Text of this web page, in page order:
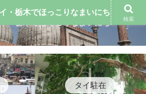
タイ駐在
・栃木でほっこりなまいにち
検索